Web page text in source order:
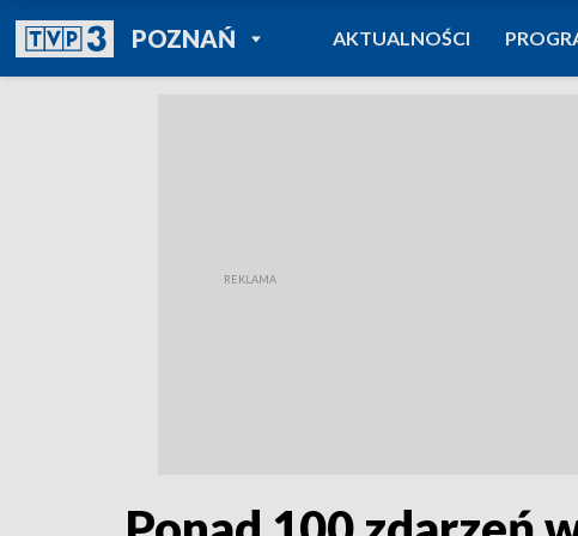
POZNAŃPOWRÓT DO
TVP REGIONY
AKTUALNOŚCI